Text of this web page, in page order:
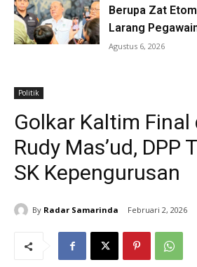
Berupa Zat
Larang
Agustus 6, 2026